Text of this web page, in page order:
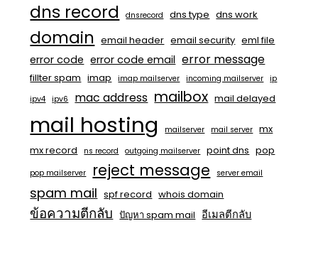
dns record
dnsrecord dns type dns work
domain email header email security eml file
error code error code email error message
fillter spam imap imap mailserver incoming mailserver
ip
ipv4
ipv6 mac address mailbox mail delayed
mail hosting mailserver mail server
mx
mx record
ns record outgoing mailserver point dns pop
pop mailserver reject message server email
spam mail spf record whois domain
ข้อความตีกลับ ปัญหา spam mail อีเมลตีกลับ